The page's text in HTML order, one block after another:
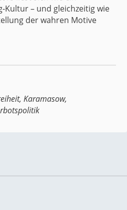
Kultur – und gleichzeitig wie
der wahren Motive
,Karamasow,